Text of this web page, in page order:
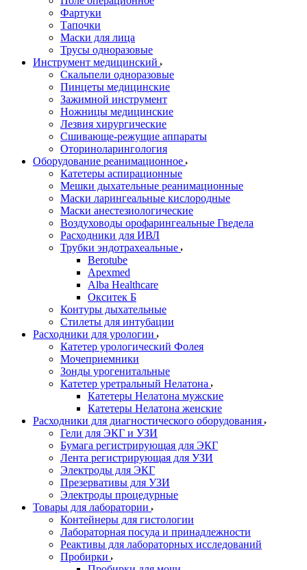
Фартуки
Тапочки
Маски для лица
Трусы одноразовые
Инструмент медицинский
Скальпели одноразовые
Пинцеты медицинские
Зажимной инструмент
Ножницы медицинские
Лезвия хирургические
Сшивающе-режущие аппараты
Оториноларингология
Оборудование реанимационное
Катетеры аспирационные
Мешки дыхательные реанимационные
Маски ларингеальные кислородные
Маски анестезиологические
Воздуховоды орофарингеальные Гведела
Расходники для ИВЛ
Трубки эндотрахеальные
Berotube
Apexmed
Alba Healthcare
Окситек Б
Контуры дыхательные
Стилеты для интубации
Расходники для урологии
Катетер урологический Фолея
Мочеприемники
Зонды урогенитальные
Катетер уретральный Нелатона
Катетеры Нелатона мужские
Катетеры Нелатона женские
Расходники для диагностического оборудования
Гели для ЭКГ и УЗИ
Бумага регистрирующая для ЭКГ
Лента регистрирующая для УЗИ
Электроды для ЭКГ
Презервативы для УЗИ
Электроды процедурные
Товары для лаборатории
Контейнеры для гистологии
Лабораторная посуда и принадлежности
Реактивы для лабораторных исследований
Пробирки